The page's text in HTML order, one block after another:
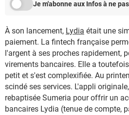
Je m'abonne aux Infos à ne
À son lancement, Lydia était une
paiement. La fintech française
l'argent à ses proches rapidement,
virements bancaires. Elle a
petit et s'est complexifiée. Au
scindé ses services. L'appli
rebaptisée Sumeria pour offrir un
bancaires Lydia (tenue de compte,